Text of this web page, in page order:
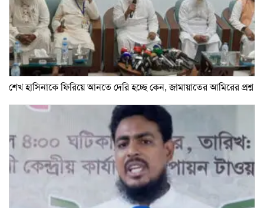
শেখ হাসিনাকে ফিরিয়ে আনতে দেরি হচ্ছে কেন, জামায়াতের আমিরের প্রশ্ন